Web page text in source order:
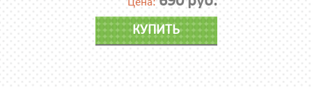
Цена:
КУПИТЬ